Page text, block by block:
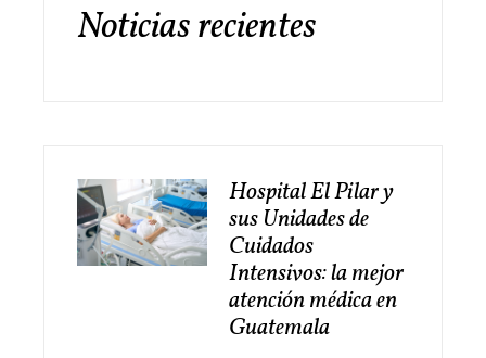
Noticias recientes
Hospital El Pilar y
sus Unidades de
Cuidados
Intensivos: la mejor
atención médica en
Guatemala